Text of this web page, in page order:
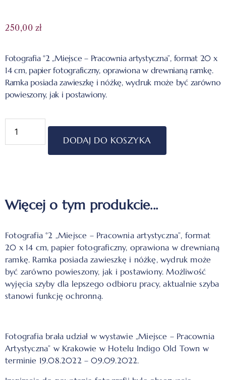
250,00 zł
Fotografia °2 „Miejsce – Pracownia artystyczna”, format 20 x
14 cm, papier fotograficzny, oprawiona w drewnianą ramkę.
Ramka posiada zawieszkę i nóżkę, wydruk może być zarówno
powieszony, jak i postawiony.
DODAJ DO KOSZYKA
Więcej o tym produkcie...
Fotografia °2 „Miejsce – Pracownia artystyczna”, format
20 x 14 cm, papier fotograficzny, oprawiona w drewnianą
ramkę. Ramka posiada zawieszkę i nóżkę, wydruk może
być zarówno powieszony, jak i postawiony. Możliwość
wyjęcia szyby dla lepszego odbioru pracy, aktualnie szyba
stanowi funkcję ochronną.
Fotografia brała udział w wystawie „Miejsce – Pracownia
Artystyczna” w Krakowie w Hotelu Indigo Old Town w
terminie 19.08.2022 – 09.09.2022.